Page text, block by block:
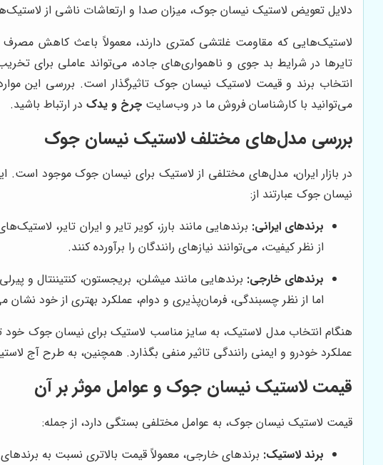
دلایل تعویض لاستیک نیسان جوک، میزان صدا و ارتعاشات ناشی از
لاستیک‌هایی که مقاومت غلتشی کمتری دارند، معمولاً باعث کاهش مصرف
تایرها در شرایط بد جوی و ناهمواری‌های جاده، می‌تواند عاملی برای
انتخاب برند و قیمت لاستیک نیسان جوک تاثیرگذار است. بررسی این
می‌توانید با کارشناسان فروش ما در وب‌سایت چرخ و یدکدر ارتباط باشید.
بررسی مدل‌های مختلف لاستیک نیسان جوک
در بازار ایران، مدل‌های مختلفی از لاستیک برای نیسان جوک موجود است.
نیسان جوک عبارتند از:
برندهای ایرانی: برندهایی مانند بارز، کویر تایر و ایران تایر،
از نظر کیفیت، می‌توانند نیازهای رانندگان را برآورده کنند.
برندهای خارجی: برندهایی مانند میشلن، بریجستون، کنتیننتال و
اما از نظر چسبندگی، فرمان‌پذیری و دوام، عملکرد بهتری از خود نشان
هنگام انتخاب مدل لاستیک، به سایز مناسب لاستیک برای نیسان جوک خود
عملکرد خودرو و ایمنی رانندگی تاثیر منفی بگذارد. همچنین، به طرح آج
قیمت لاستیک نیسان جوک و عوامل موثر بر آن
قیمت لاستیک نیسان جوک، به عوامل مختلفی بستگی دارد، از جمله:
برند لاستیک: برندهای خارجی، معمولاً قیمت بالاتری نسبت به برندهای